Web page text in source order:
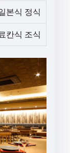
본식 정식
칸식 조식